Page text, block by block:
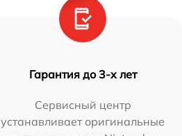
Гарантия до 3-х лет
Сервисный центр
устанавливает оригинальные